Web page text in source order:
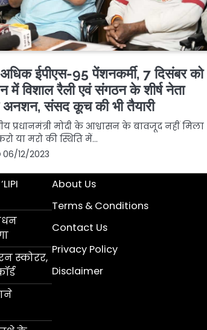
ईपीएस-95 पेंशनकर्मी, 7 दिसंबर को
में विशाल रैली एवं संगठन के शीर्ष नेता
संसद कूच की भी तैयारी
प्रधानमंत्री मोदी के आश्वासन के बावजूद नहीं मिला
या मरो की स्थिति में…
06/12/2023
स्कोरर,
About Us
Terms & Conditions
Contact Us
Privacy Policy
Disclaimer